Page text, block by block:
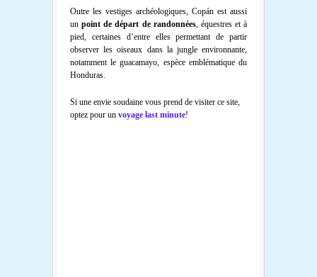
Outre les vestiges archéologiques, Copán est aussi
unpoint de départ de randonnées, équestres et à
pied, certaines d’entre elles permettant de partir
observer les oiseaux dans la jungle environnante,
notamment le guacamayo, espèce emblématique du
Honduras.
Si une envie soudaine vous prend de visiter ce site,
optez pour un voyage last minute!